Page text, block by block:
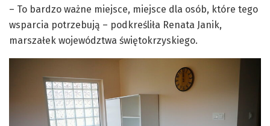
– To bardzo ważne miejsce, miejsce dla osób, które tego
wsparcia potrzebują – podkreśliła Renata Janik,
marszałek województwa świętokrzyskiego.